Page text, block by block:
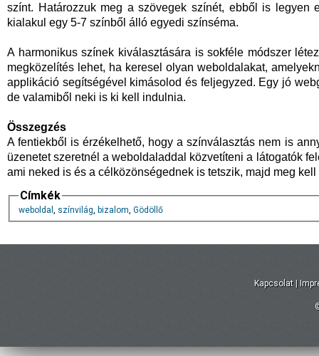
színt. Határozzuk meg a szövegek színét, ebből is legyen
kialakul egy 5-7 színből álló egyedi színséma.
A harmonikus színek kiválasztására is sokféle módszer
megközelítés lehet, ha keresel olyan weboldalakat,
applikáció segítségével kimásolod és feljegyzed. Egy jó
de valamiből neki is ki kell indulnia.
Összegzés
A fentiekből is érzékelhető, hogy a színválasztás nem is
üzenetet szeretnél a weboldaladdal közvetíteni a látogatók
ami neked is és a célközönségednek is tetszik, majd meg
Címkék
weboldal , színvilág, bizalom, Gödöllő
Kapcsolat |